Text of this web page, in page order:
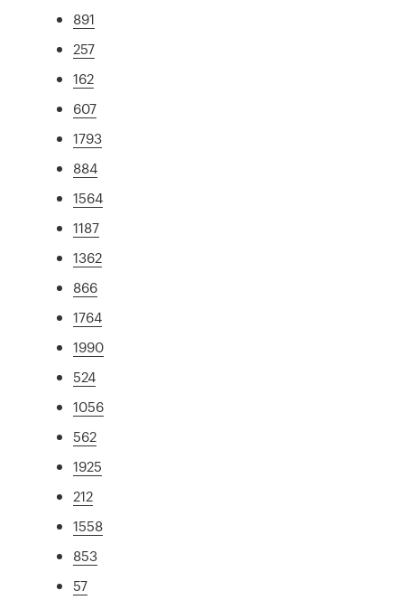
891
257
162
607
1793
884
1564
1187
1362
866
1764
1990
524
1056
562
1925
212
1558
853
57